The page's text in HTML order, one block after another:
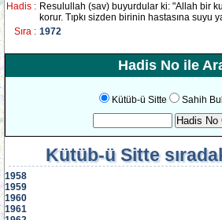
Hadis : Resulullah (sav) buyurdular ki: "Allah bir
korur. Tıpkı sizden birinin hastasına suyu
Sıra : 1972
Hadis No ile
Kütüb-ü Sitte Sahih
Kütüb-ü Sitte
1958
1959
1960
1961